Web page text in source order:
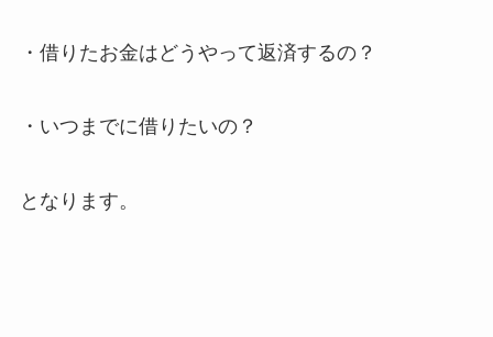
・借りたお金はどうやって返済するの？
・いつまでに借りたいの？
となります。